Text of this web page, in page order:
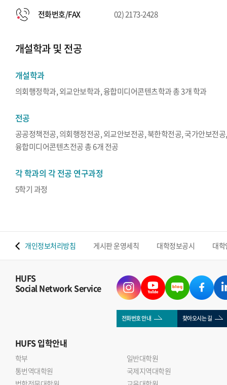
전화번호/FAX 02) 2173-2428
개설학과 및 전공
개설학과
의회행정학과, 외교안보학과, 융합미디어콘텐츠학과 총 3개 학과
전공
공공정책전공, 의회행정전공, 외교안보전공, 북한학전공, 국가안보전공,
융합미디어콘텐츠전공 총 6개 전공
각 학과의 각 전공 연구과정
5학기 과정
개인정보처리방침 게시판 운영세칙 대학정보공시 대
HUFS
Social Network Service
전화번호 안내 찾아오시는 길
HUFS입학안내
학부
일반대학원
통번역대학원
국제지역대학원